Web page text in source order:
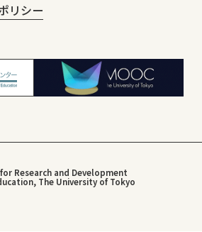
リシー
Research and Development
The University of Tokyo